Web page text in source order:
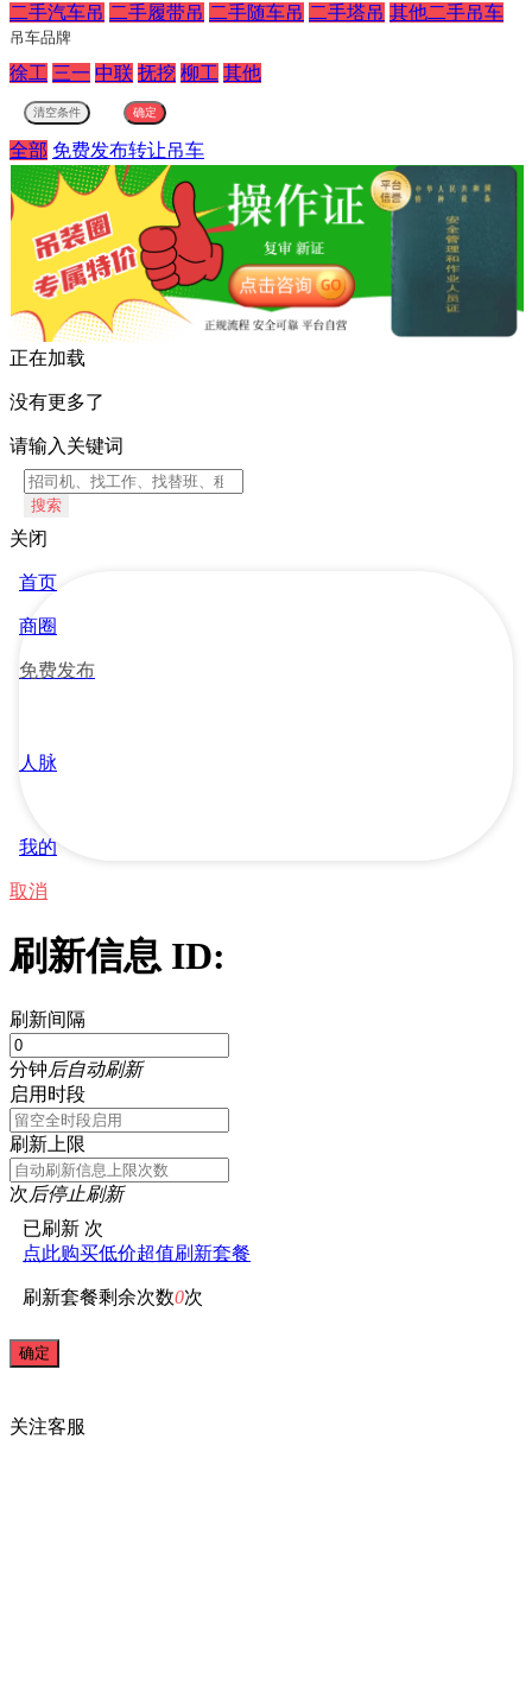
二手汽车吊 二手履带吊 二手随车吊 二手塔吊 其他二手吊车
吊车品牌
徐工 三一 中联 抚挖 柳工 其他
全部 免费发布转让吊车
正在加载
没有更多了
请输入关键词
搜索
关闭
首页
商圈
免费发布
人脉
我的
取消
刷新信息 ID:
刷新间隔
分钟后自动刷新
启用时段
刷新上限
次后停止刷新
已刷新 次
点此购买低价超值刷新套餐
刷新套餐剩余次数0次
关注客服